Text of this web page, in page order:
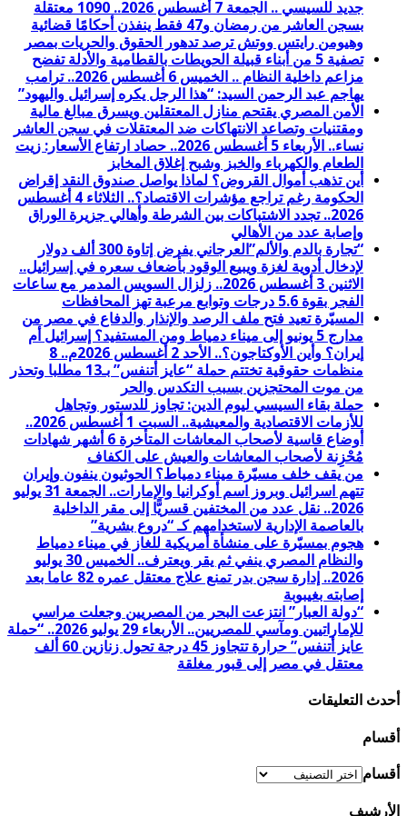
جديد للسيسي .. الجمعة 7 أغسطس 2026.. 1090 معتقلة
بسجن العاشر من رمضان و47 فقط ينفذن أحكامًا قضائية
وهيومن رايتس ووتش ترصد تدهور الحقوق والحريات بمصر
تصفية 5 من أبناء قبيلة الحويطات بالقطامية والأدلة تفضح
مزاعم داخلية النظام .. الخميس 6 أغسطس 2026.. ترامب
يهاجم عبد الرحمن السيد: “هذا الرجل يكره إسرائيل واليهود”
الأمن المصري يقتحم منازل المعتقلين ويسرق مبالغ مالية
ومقتنيات وتصاعد الانتهاكات ضد المعتقلات في سجن العاشر
نساء.. الأربعاء 5 أغسطس 2026.. حصاد ارتفاع الأسعار: زيت
الطعام والكهرباء والخبز وشبح إغلاق المخابز
أين تذهب أموال القروض؟ لماذا يواصل صندوق النقد إقراض
الحكومة رغم تراجع مؤشرات الاقتصاد؟.. الثلاثاء 4 أغسطس
2026.. تجدد الاشتباكات بين الشرطة وأهالي جزيرة الوراق
وإصابة عدد من الأهالي
“تجارة بالدم والألم”العرجاني يفرض إتاوة 300 ألف دولار
لإدخال أدوية لغزة ويبيع الوقود بأضعاف سعره في إسرائيل..
الاثنين 3 أغسطس 2026.. زلزال السويس المدمر مع ساعات
الفجر بقوة 5.6 درجات وتوابع مرعبة تهز المحافظات
المسيّرة تعيد فتح ملف الرصد والإنذار والدفاع في مصر من
مدارج 5 يونيو إلى ميناء دمياط ومن المستفيد؟ إسرائيل أم
إيران؟ وأين الأوكتاجون؟.. الأحد 2 أغسطس 2026م.. 8
منظمات حقوقية تختتم حملة “عايز أتنفس” بـ13 مطلبا وتحذر
من موت المحتجزين بسبب التكدس والحر
حملة بقاء السيسي ليوم الدين: تجاوز للدستور وتجاهل
للأزمات الاقتصادية والمعيشية.. السبت 1 أغسطس 2026..
أوضاع قاسية لأصحاب المعاشات المتأخرة 6 أشهر شهادات
مُحْزِنة لأصحاب المعاشات والعيش على الكفاف
من يقف خلف مسيّرة ميناء دمياط؟ الحوثيون ينفون وإيران
تتهم اسرائيل وبروز اسم أوكرانيا والإمارات.. الجمعة 31 يوليو
2026.. نقل عدد من المختفين قسريًّا إلى مقر الداخلية
بالعاصمة الإدارية لاستخدامهم كـ “دروع بشرية”
هجوم بمسيّرة على منشأة أمريكية للغاز في ميناء دمياط
والنظام المصري ينفي ثم يقر ويعترف.. الخميس 30 يوليو
2026.. إدارة سجن بدر تمنع علاج معتقل عمره 82 عاما بعد
إصابته بغيبوبة
“دولة العبار” انتزعت البحر من المصريين وجعلت مراسي
للإماراتيين ومآسي للمصريين.. الأربعاء 29 يوليو 2026.. “حملة
عايز أتنفس” حرارة تتجاوز 45 درجة تحول زنازين 60 ألف
معتقل في مصر إلى قبور مغلقة
أحدث التعليقات
أقسام
أقسام
الأرشيف